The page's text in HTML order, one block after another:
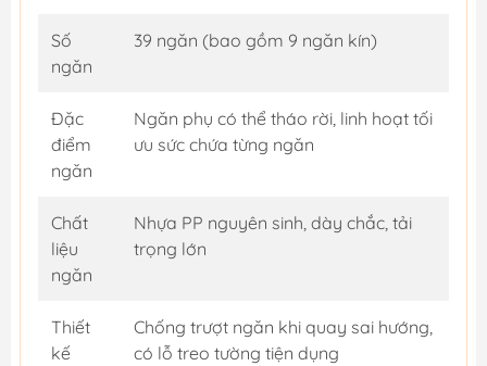
Số
ngăn
39 ngăn (bao gồm 9 ngăn kín)
Đặc
điểm
ngăn
Ngăn phụ có thể tháo rời, linh hoạt tối
ưu sức chứa từng ngăn
Chất
liệu
ngăn
Nhựa PP nguyên sinh, dày chắc, tải
trọng lớn
Thiết
kế
Chống trượt ngăn khi quay sai hướng,
có lỗ treo tường tiện dụng